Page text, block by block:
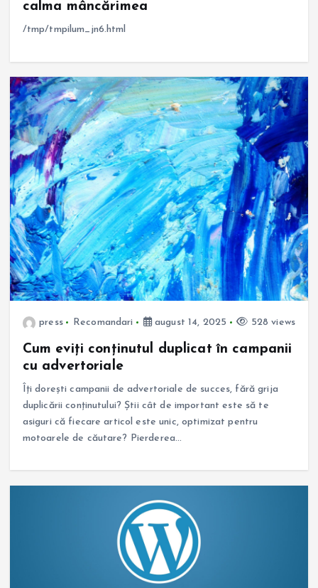
calma mâncărimea
/tmp/tmpilum_jn6.html
press Recomandari august 14, 2025 528 views
Cum eviți conținutul duplicat în campanii
cu advertoriale
Îți dorești campanii de advertoriale de succes, fără grija
duplicării conținutului? Știi cât de important este să te
asiguri că fiecare articol este unic, optimizat pentru
motoarele de căutare? Pierderea…